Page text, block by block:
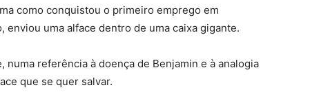
como conquistou o primeiro emprego em
uma alface dentro de uma caixa gigante.
referência à doença de Benjamin e à analogia
que se quer salvar.